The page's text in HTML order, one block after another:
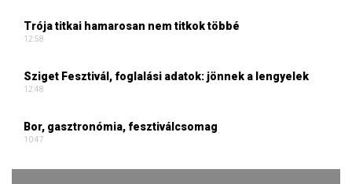
Trója titkai hamarosan nem titkok többé
12:58
Sziget Fesztivál, foglalási adatok: jönnek a lengyelek
12:48
Bor, gasztronómia, fesztiválcsomag
10:47